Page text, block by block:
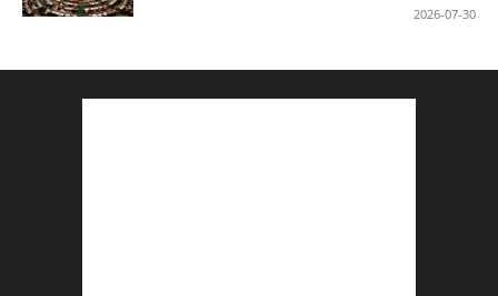
2026-07-30